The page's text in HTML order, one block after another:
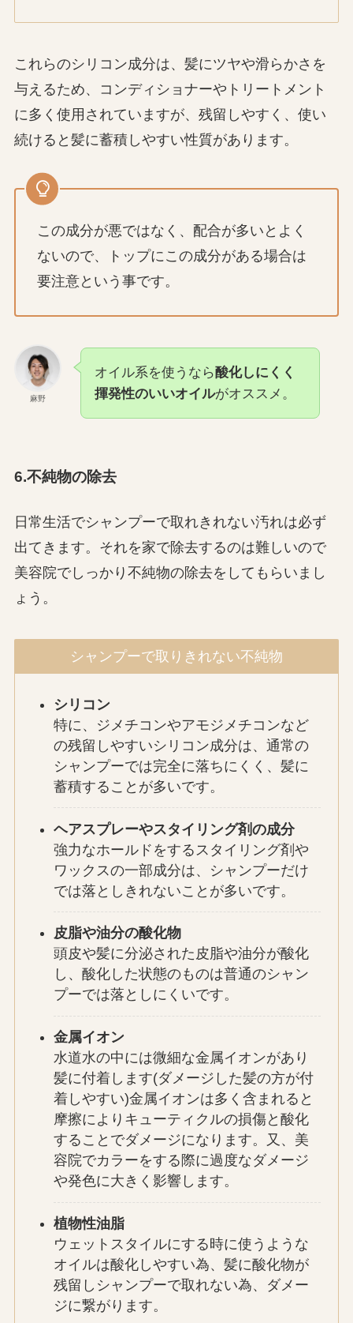
これらのシリコン成分は、髪にツヤや滑らかさを
与えるため、コンディショナーやトリートメント
に多く使用されていますが、残留しやすく、使い
続けると髪に蓄積しやすい性質があります。
この成分が悪ではなく、配合が多いとよく
ないので、トップにこの成分がある場合は
要注意という事です。
麻野
オイル系を使うなら酸化しにくく
揮発性のいいオイルがオススメ。
6.不純物の除去
日常生活でシャンプーで取れきれない汚れは必ず
出てきます。それを家で除去するのは難しいので
美容院でしっかり不純物の除去をしてもらいまし
ょう。
シャンプーで取りきれない不純物
シリコン
特に、ジメチコンやアモジメチコンなど
の残留しやすいシリコン成分は、通常の
シャンプーでは完全に落ちにくく、髪に
蓄積することが多いです。
ヘアスプレーやスタイリング剤の成分
強力なホールドをするスタイリング剤や
ワックスの一部成分は、シャンプーだけ
では落としきれないことが多いです。
皮脂や油分の酸化物
頭皮や髪に分泌された皮脂や油分が酸化
し、酸化した状態のものは普通のシャン
プーでは落としにくいです。
金属イオン
水道水の中には微細な金属イオンがあり
髪に付着します(ダメージした髪の方が付
着しやすい)金属イオンは多く含まれると
摩擦によりキューティクルの損傷と酸化
することでダメージになります。又、美
容院でカラーをする際に過度なダメージ
や発色に大きく影響します。
植物性油脂
ウェットスタイルにする時に使うような
オイルは酸化しやすい為、髪に酸化物が
残留しシャンプーで取れない為、ダメー
ジに繋がります。